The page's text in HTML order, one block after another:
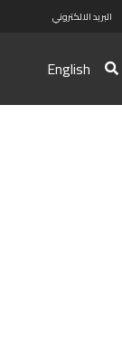
البريد الالكتروني
English